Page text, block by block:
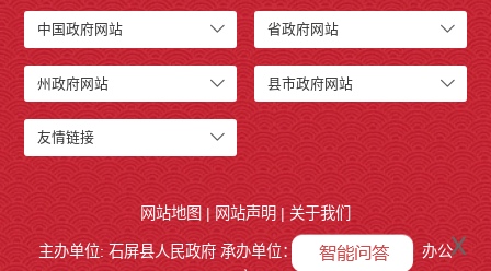
中国政府网站 省政府网站
州政府网站 县市政府网站
友情链接
网站地图 | 网站声明 | 关于我们
主办单位: 石屏县人民政府 承办单位： 石屏县人民政府
办公x